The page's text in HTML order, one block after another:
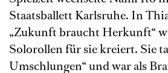
Staatsballett Karlsruhe. In
„Zukunft braucht Herkunft“
Solorollen für sie kreiert. Sie
Umschlungen“ und war als